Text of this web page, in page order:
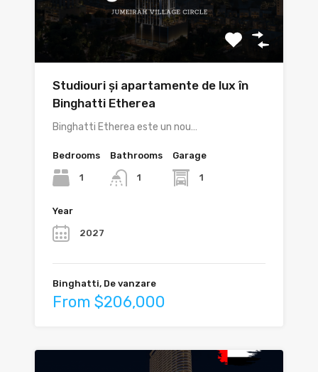
Studiouri și apartamente de lux în
Binghatti Etherea
Binghatti Etherea este un nou…
Bedrooms
1
Bathrooms
1
Garage
1
Year
2027
Binghatti, De vanzare
From $206,000